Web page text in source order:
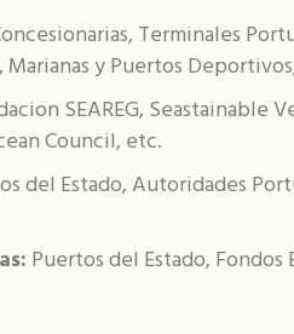
Terminales
y Puertos
SEAREG, Seastainable
Council, etc.
del Estado, Autoridades
Puertos del Estado, Fondos